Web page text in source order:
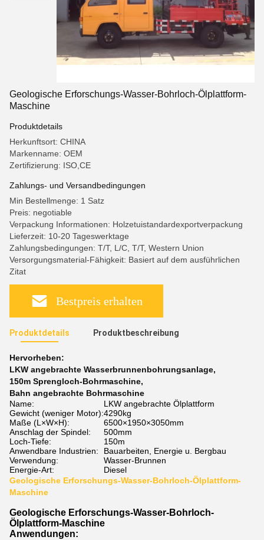
Geologische Erforschungs-Wasser-Bohrloch-Ölplattform-
Maschine
Produktdetails
Herkunftsort: CHINA
Markenname: OEM
Zertifizierung: ISO,CE
Zahlungs- und Versandbedingungen
Min Bestellmenge: 1 Satz
Preis: negotiable
Verpackung Informationen: Holzetuistandardexportverpackung
Lieferzeit: 10-20 Tageswerktage
Zahlungsbedingungen: T/T, L/C, T/T, Western Union
Versorgungsmaterial-Fähigkeit: Basiert auf dem ausführlichen
Zitat
Bestpreis erhalten
Produktdetails Produktbeschreibung
Hervorheben:
LKW angebrachte Wasserbrunnenbohrungsanlage,
150m Sprengloch-Bohrmaschine,
Bahn angebrachte Bohrmaschine
Name:
LKW angebrachte Ölplattform
Gewicht (weniger Motor):4290kg
Maße (L×W×H):
6500×1950×3050mm
Anschlag der Spindel:
500mm
Loch-Tiefe:
150m
Anwendbare Industrien:
Bauarbeiten, Energie u. Bergbau
Verwendung:
Wasser-Brunnen
Energie-Art:
Diesel
Geologische Erforschungs-Wasser-Bohrloch-Ölplattform-
Maschine
Geologische Erforschungs-Wasser-Bohrloch-
Ölplattform-Maschine
Anwendungen: